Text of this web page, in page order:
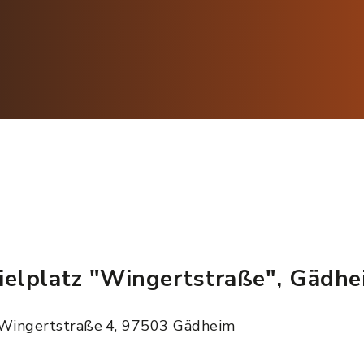
"Wingertstraße",
4, 97503 Gädheim